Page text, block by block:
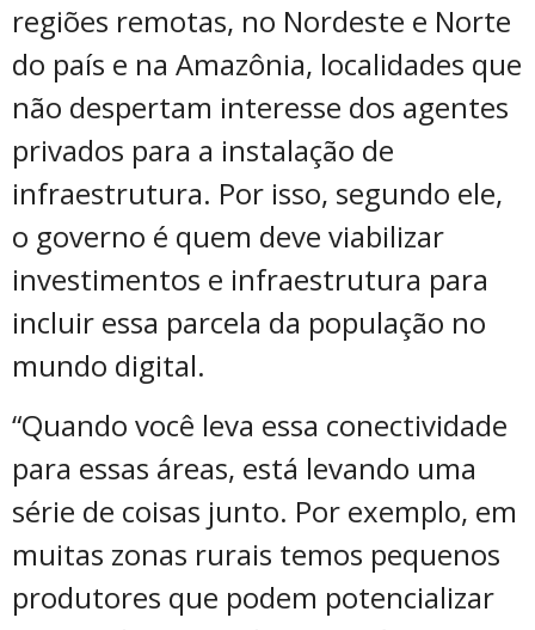
regiões remotas, no Nordeste e Norte
do país e na Amazônia, localidades que
não despertam interesse dos agentes
privados para a instalação de
infraestrutura. Por isso, segundo ele,
o governo é quem deve viabilizar
investimentos e infraestrutura para
incluir essa parcela da população no
mundo digital.
“Quando você leva essa conectividade
para essas áreas, está levando uma
série de coisas junto. Por exemplo, em
muitas zonas rurais temos pequenos
produtores que podem potencializar